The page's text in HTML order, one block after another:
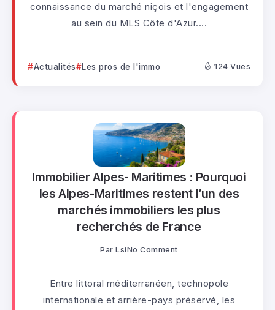
connaissance du marché niçois et l'engagement
au sein du MLS Côte d'Azur....
Actualités Les pros de l'immo 124 Vues
Immobilier Alpes- Maritimes : Pourquoi
les Alpes-Maritimes restent l’un des
marchés immobiliers les plus
recherchés de France
Par LsiNo Comment
Entre littoral méditerranéen, technopole
internationale et arrière-pays préservé, les